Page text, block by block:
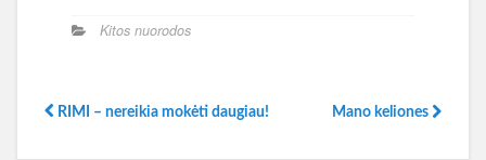
Kitos nuorodos
RIMI – nereikia mokėti daugiau! Mano keliones